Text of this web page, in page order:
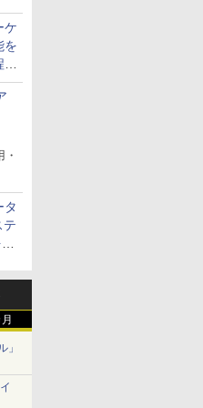
」
ケ
を
タ
テ
」